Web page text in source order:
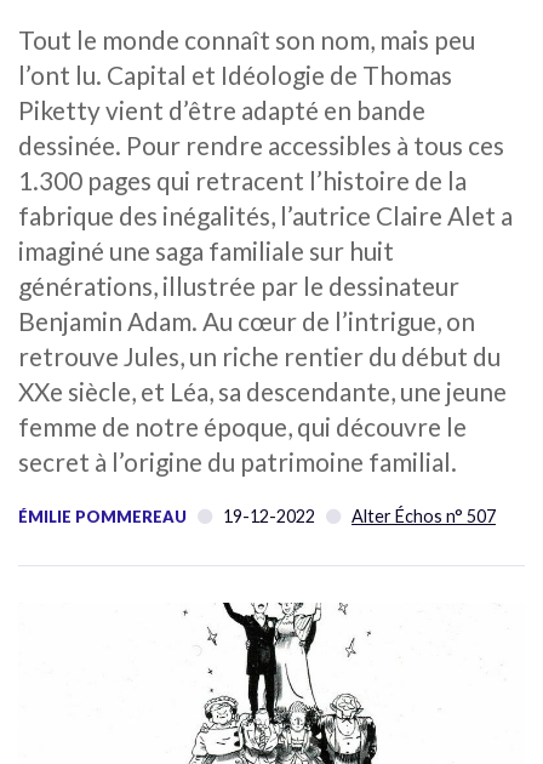
Tout le monde connaît son nom, mais peu
l’ont lu. Capital et Idéologie de Thomas
Piketty vient d’être adapté en bande
dessinée. Pour rendre accessibles à tous ces
1.300 pages qui retracent l’histoire de la
fabrique des inégalités, l’autrice Claire Alet a
imaginé une saga familiale sur huit
générations, illustrée par le dessinateur
Benjamin Adam. Au cœur de l’intrigue, on
retrouve Jules, un riche rentier du début du
XXe siècle, et Léa, sa descendante, une jeune
femme de notre époque, qui découvre le
secret à l’origine du patrimoine familial.
ÉMILIE POMMEREAU 19-12-2022 Alter Échos n° 507